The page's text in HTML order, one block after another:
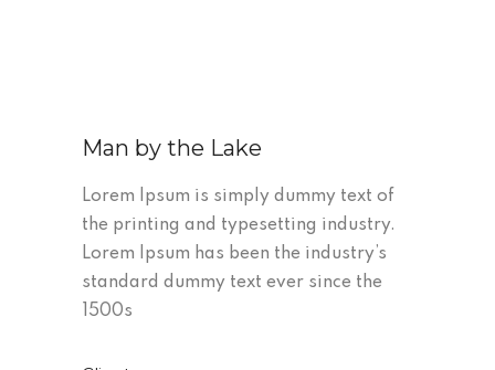
Man by the Lake
Lorem Ipsum is simply dummy text of
the printing and typesetting industry.
Lorem Ipsum has been the industry’s
standard dummy text ever since the
1500s